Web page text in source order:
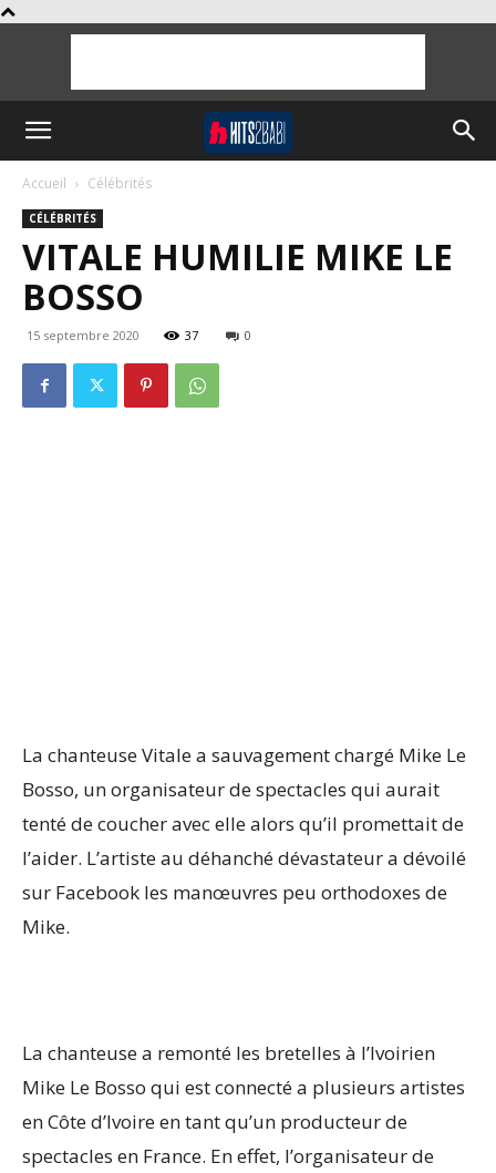
Accueil Célébrités
CÉLÉBRITÉS
VITALE HUMILIE MIKE LE
BOSSO
15 septembre 2020 37 0
La chanteuse Vitale a sauvagement chargé Mike Le
Bosso, un organisateur de spectacles qui aurait
tenté de coucher avec elle alors qu’il promettait de
l’aider. L’artiste au déhanché dévastateur a dévoilé
sur Facebook les manœuvres peu orthodoxes de
Mike.
La chanteuse a remonté les bretelles à l’Ivoirien
Mike Le Bosso qui est connecté a plusieurs artistes
en Côte d’Ivoire en tant qu’un producteur de
spectacles en France. En effet, l’organisateur de